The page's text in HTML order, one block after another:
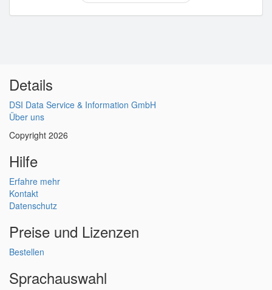
Details
DSI Data Service & Information GmbH
Über uns
Copyright 2026
Hilfe
Erfahre mehr
Kontakt
Datenschutz
Preise und Lizenzen
Bestellen
Sprachauswahl